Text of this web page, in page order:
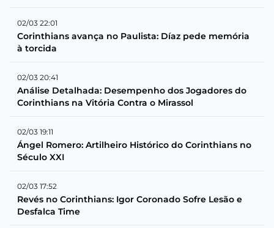
02/03 22:01
Corinthians avança no Paulista: Díaz pede memória
à torcida
02/03 20:41
Análise Detalhada: Desempenho dos Jogadores do
Corinthians na Vitória Contra o Mirassol
02/03 19:11
Ángel Romero: Artilheiro Histórico do Corinthians no
Século XXI
02/03 17:52
Revés no Corinthians: Igor Coronado Sofre Lesão e
Desfalca Time